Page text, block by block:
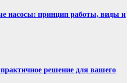
насосы: принцип работы, виды и
решение для вашего